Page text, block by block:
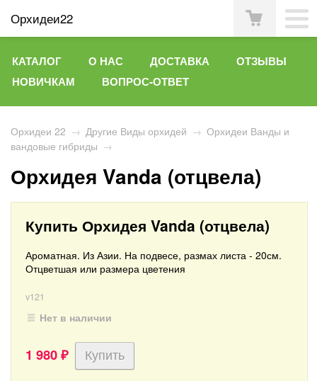
Орхидеи22
КАТАЛОГ О НАС ДОСТАВКА
ОТЗЫВЫ
НОВИЧКАМ
ВОПРОС-ОТВЕТ
Орхидеи 22 → Другие Виды орхидей → Орхидеи Ванды и
вандовые гибриды →
Орхидея Vanda (отцвела)
Купить Орхидея Vanda (отцвела)
Ароматная. Из Азии. На подвесе, размах листа - 20см.
Отцветшая или размера цветения
v121
Нет в наличии
1 980 ₽